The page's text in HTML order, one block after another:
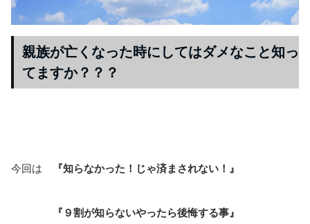
親族が亡くなった時にしてはダメなこと知っ
てますか？？？
今回は 『知らなかった！ じゃ済まされない！』
『９割が知らないやったら後悔する事』